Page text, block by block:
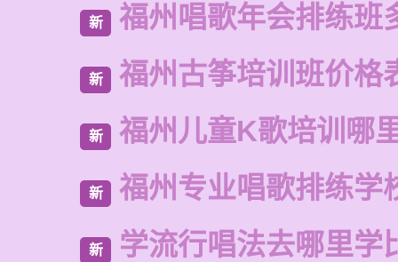
新 福州唱歌年会排练班
新 福州古筝培训班价格
新 福州儿童K歌培训哪
新 福州专业唱歌排练学
新 学流行唱法去哪里学